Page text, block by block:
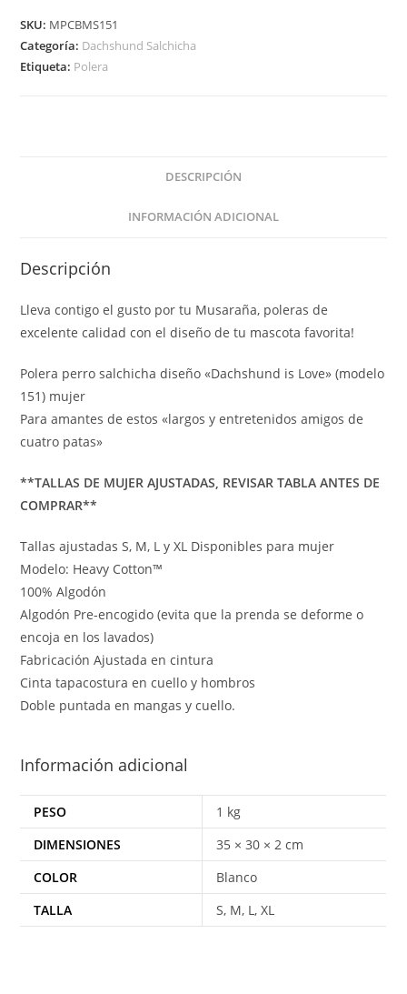
SKU: MPCBMS151
Categoría: Dachshund Salchicha
Etiqueta: Polera
DESCRIPCIÓN
INFORMACIÓN ADICIONAL
Descripción
Lleva contigo el gusto por tu Musaraña, poleras de
excelente calidad con el diseño de tu mascota favorita!
Polera perro salchicha diseño «Dachshund is Love» (modelo
151) mujer
Para amantes de estos «largos y entretenidos amigos de
cuatro patas»
**TALLAS DE MUJER AJUSTADAS, REVISAR TABLA ANTES DE
COMPRAR**
Tallas ajustadas S, M, L y XL Disponibles para mujer
Modelo: Heavy Cotton™
100% Algodón
Algodón Pre-encogido (evita que la prenda se deforme o
encoja en los lavados)
Fabricación Ajustada en cintura
Cinta tapacostura en cuello y hombros
Doble puntada en mangas y cuello.
Información adicional
PESO
1 kg
DIMENSIONES
35 × 30 × 2 cm
COLOR
Blanco
TALLA
S, M, L, XL